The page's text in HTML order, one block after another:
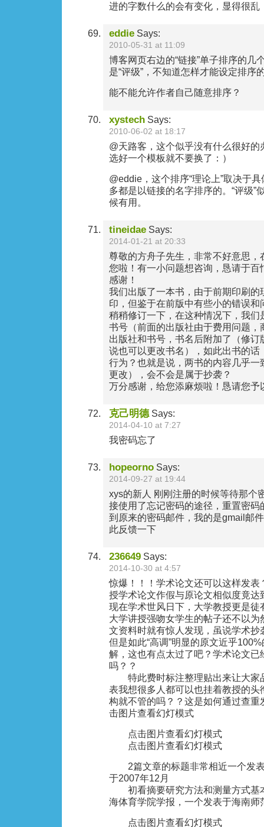
进的字数什么的会有变化，显得很乱
eddie Says:
2010-05-31 at 11:09
博客网页右边的“链接”单子排序的几
是“评级”，不知道怎样才能设定排序
能不能允许作者自己随意排序？
xystech Says:
2010-06-02 at 18:17
@天路客，这个似乎没有什么很好的
选好一个模板就不要换了：）
@eddie，这个排序“理论上”取决于
多都是以链接的名字排序的。“评级”
候有用。
tineidae Says:
2014-01-21 at 20:33
尊敬的方舟子先生，非常不好意思，
您啦！有一小问题想咨询，恳请于百
感谢！
我们出版了一本书，由于前期印刷的
印，但鉴于在前版中有些小的错误和
稍稍修订一下，在这种情况下，我们
书号（前面的出版社由于费用问题，
出版社和书号，书名后附加了（修订
说也可以更改书名），如此出书的话
行为？也就是说，两书的内容几乎一
更改），会不会是属于抄袭？
万分感谢，给您添麻烦啦！恳请您予
克己明德Says:
2014-04-10 at 7:27
我密码忘了
hopeorno Says:
2014-09-27 at 19:44
xys的新人 刚刚注册的时候等待那个
接使用了忘记密码的途径，重置密码
到原来的密码邮件，我的是gmail邮
此反馈一下
236649 Says:
2014-10-30 at 4:57
惊爆！！！学术论文还可以这样发表
授学术论文作假与原论文相似度竟达
现在学术世风日下，大学教授更是徒
大学讲授强吻女学生的帖子还不以为
文资料时就有惊人发现，虽说学术抄
但是如此“高调”明显的原文近乎
解，这也有点太过了吧？学术论文已
吗？？
特此费时标注整理贴出来让大家
表我想很多人都可以也挂着教授的头
构就不管的吗？？这是如何通过查
击图片查看幻灯模式
点击图片查看幻灯模式
点击图片查看幻灯模式
2篇文章的标题非常相近一个发表
于2007年12月
初看摘要研究方法和测量方式基
海体育学院学报，一个发表于海南师
点击图片查看幻灯模式